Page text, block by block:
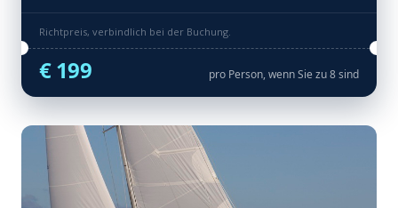
Richtpreis, verbindlich bei der Buchung.
€ 199 pro Person, wenn Sie zu 8 sind